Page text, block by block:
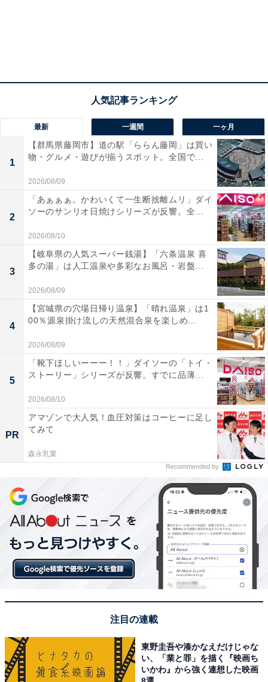
第3弾は6月18日から！ まだまだおトクを見逃す
ちなみに、6月4～10日に本キャンペーンの第1弾が実施
されていたのはご存じでしょうか？ 第2弾となる今回の
期間中と重なる6月11日7:00～17日が、第1弾の引き換え
期間となります。その間に買い物した人は、もしかした
ら無料引換券がついてるかも？
コンビニは節約に向かない！ と考える人も多いですが、
今回のようなキャンペーンを使えばスーパーよりおトク
かも。引き換えレシートは何かと忘れがちなので、「常
に財布の中にレシートを入れておく」「カレンダーやリ
マインダー、メモなどの管理アプリで通知する」などの
対策で、ぜひおトクに活用してください。
第2弾の交換期間に重なる6月18～24日には、第3弾の発
券が始まります。こちらではどんな商品がラインアップ
こちらもおすすめ
【ローソン】「盛りすぎチャレンジ」再来！ お
値段そのまま47％増量の“でからあげクン”も登
最新 一週間 一ヶ月
1
【群馬県藤岡市】道の駅「ららん藤岡」は買い
物・グルメ・遊びが揃うスポット。全国で...
2026/08/09
2
「あぁぁぁ。かわいくて一生断捨離ムリ」ダイ
ソーのサンリオ日焼けシリーズが反響。全...
2026/08/10
3
【岐阜県の人気スーパー銭湯】「六条温泉 喜
多の湯」は人工温泉や多彩なお風呂・岩盤...
2026/08/09
4
【宮城県の穴場日帰り温泉】「晴れ温泉」は1
00％源泉掛け流しの天然混合泉を楽しめ...
2026/08/09
5
「靴下ほしいーーー！！」ダイソーの「トイ・
ストーリー」シリーズが反響。すでに品薄...
2026/08/10
PR
アマゾンで大人気！血圧対策はコーヒーに足し
てみて
森永乳業
Recommended by
注目の連載
東野圭吾や湊かなえだけじゃな
い、「業と罪」を描く『映画ち
いかわ』から強く連想した映画